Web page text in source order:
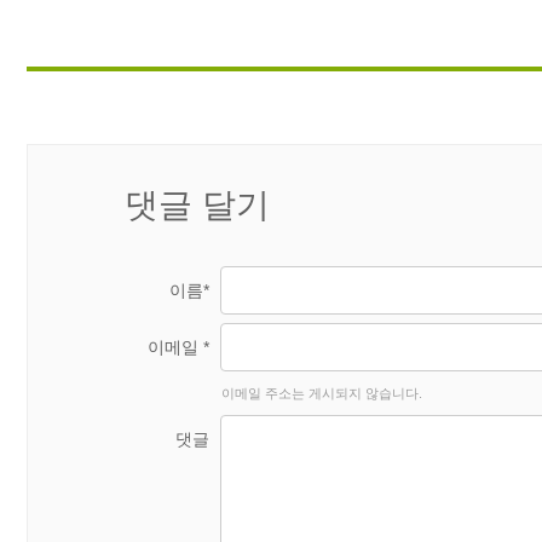
댓글 달기
이름*
이메일 *
이메일 주소는 게시되지 않습니다.
댓글